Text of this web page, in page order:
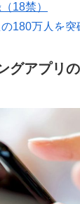
18禁）
180万人を突
プリArchers(
グアプリ